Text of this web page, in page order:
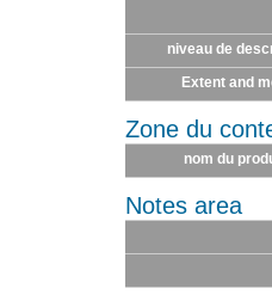
niveau de
Extent and
Zone du
nom du
Notes area